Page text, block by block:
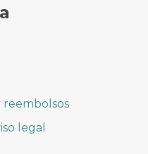
reembolsos
legal